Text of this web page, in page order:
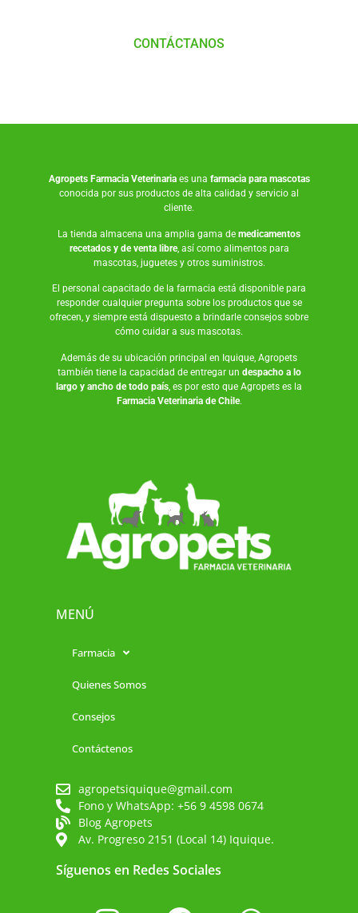
CONTÁCTANOS
Agropets Farmacia Veterinariaes una farmacia para mascotas
conocida por sus productos de alta calidad y servicio al
cliente.
La tienda almacena una amplia gama de medicamentos
recetados y de venta libre, así como alimentos para
mascotas, juguetesy otros suministros.
El personal capacitado de la farmacia está disponible para
responder cualquier pregunta sobre los productos que se
ofrecen, y siempre está dispuesto a brindarle consejos sobre
cómo cuidar a sus mascotas.
Además de su ubicación principal en Iquique, Agropets
también tiene la capacidad de entregar un despacho a lo
largo y ancho de todo país , es por esto que Agropets es la
Farmacia Veterinaria de Chile.
MENÚ
Farmacia
Quienes Somos
Consejos
Contáctenos
agropetsiquique@gmail.com
Fono y WhatsApp: +56 9 4598 0674
Blog Agropets
Av. Progreso 2151 (Local 14) Iquique.
Síguenos en Redes Sociales